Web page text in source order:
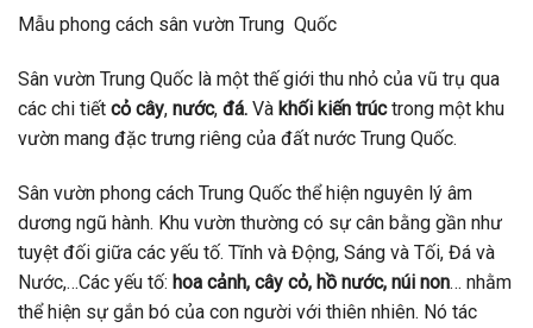
Mẫu phong cách sân vườn Trung Quốc
Sân vườn Trung Quốc là một thế giới thu nhỏ của vũ trụ qua
các chi tiết cỏ cây, nước, đá. Và khối kiến trúctrong một khu
vườn mang đặc trưng riêng của đất nước Trung Quốc.
Sân vườn phong cách Trung Quốc thể hiện nguyên lý âm
dương ngũ hành. Khu vườn thường có sự cân bằng gần như
tuyệt đối giữa các yếu tố. Tĩnh và Động, Sáng và Tối, Đá và
Nước,…Các yếu tố: hoa cảnh, cây cỏ, hồ nước, núi non… nhằm
thể hiện sự gắn bó của con người với thiên nhiên. Nó tác